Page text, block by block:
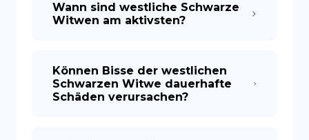
Wann sind westliche Schwarze
Witwen am aktivsten?
Können Bisse der westlichen
Schwarzen Witwe dauerhafte
Schäden verursachen?